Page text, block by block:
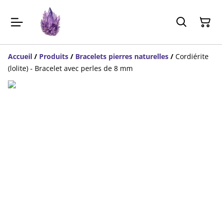
Accueil / Produits / Bracelets pierres naturelles / Cordiérite
(lolite) - Bracelet avec perles de 8 mm